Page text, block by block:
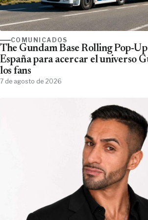
COMUNICADOS
The Gundam Base Rolling Pop-
España para acercar el universo
los fans
7 de agosto de 2026